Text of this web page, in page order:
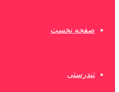
صفحه نخست
تندرستی